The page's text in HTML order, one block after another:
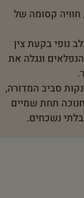
חוויה קסומה של
נופי בקעת צין
ונגלה את
סביב המדורה,
חנוכה תחת שמיים
בלתי נשכחים.